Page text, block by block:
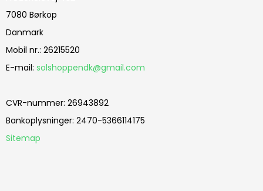
7080 Børkop
Danmark
Mobil nr.: 26215520
E-mail: solshoppendk@gmail.com
CVR-nummer: 26943892
Bankoplysninger: 2470-5366114175
Sitemap